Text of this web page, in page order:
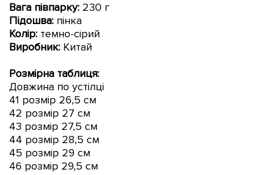
Вага півпарку: 230 г
Підошва: пінка
Колір: темно-сірий
Виробник: Китай
Розмірна таблиця:
Довжина по устілці
41 розмір 26,5 см
42 розмір 27 см
43 розмір 27,5 см
44 розмір 28,5 см
45 розмір 29 см
46 розмір 29,5 см